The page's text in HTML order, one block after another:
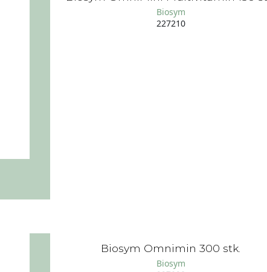
Biosym
227210
Biosym Omnimin 300 stk.
Biosym